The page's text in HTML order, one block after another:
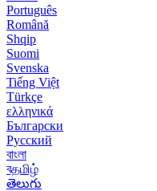
Português
Română
Shqip
Suomi
Svenska
Tiếng Việt
Türkçe
ελληνικά
Български
Русский
বাংলা
বதமிழ்
తెలుగు